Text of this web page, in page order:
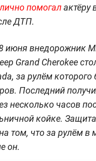
помогалактёру
ДТП.
июня внедорожник
Grand Cherokee
за рулём
Последний
несколько часов
койке.
том, что за рулём
он.